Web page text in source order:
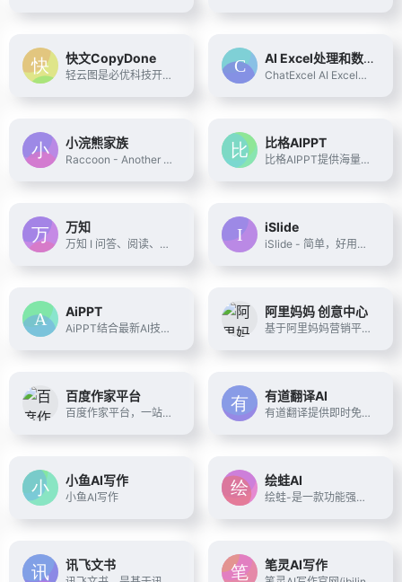
快文CopyDone
轻云图是必优科技开发的一款轻量化3D文字在线生成工具,一键解析文本,生成3D文字云图词云图在线产品，支持PPT、word导入
AI Excel处理和数据分析
ChatExcel AI Excel处理和数据分析 用户只需像和好友聊天一样操作，Chatexcel会自动通过 AI完成图表处理和分析，彻底改变了与表格数据的交互方式。将用户从繁琐的公式与运算中解放出来，无需编写复杂的公式和代码，让用户专注于文件数据和分析本身。
小浣熊家族
Raccoon - Another Comprehensive CO-pilOt Navigator ｜ Raccoon是基于商汤自研大语言模型的智能助手，包含代码助手、办公助手，满足用户代码编写、数据分析、编程学习等各类需求。
比格AIPPT
比格AIPPT提供海量素材模板，支持一键生成PPT大纲，支持导入本地大纲文件，随心更换模板配色，AI一键智能排版，单页样式自由更改，样式随要点改变，多格式导出等功能。让你告别熬夜加班，轻松实现PPT制作自由。快来体验比格AIPPT，让PPT制作更高效便捷
万知
万知 I 问答、阅读、创作的一站式AI工作平台
iSlide
iSlide - 简单，好用的PPT插件！拥有30万+ 原创可商用PPT模板，PPT主题素材，PPT案例，PPT图表，PPT图示，PPT图标，PPT插图和800万+正版图片。提供38个设计辅助实用功能，一键解决PPT设计制做中的难题。
AiPPT
AiPPT结合最新AI技术，为用户提供一键生成高质量PPT的解决方案。无论是职场展示、教育课件还是销售报告，AiPPT均能快速生成符合需求的专业PPT，简化设计流程，提升工作效率。
阿里妈妈 创意中心
基于阿里妈妈营销平台，提供从图文到视频再到落地页的素材级智能化创意支持，是您营销创意数字资产累积和升值的阵地，最大化提升营销的效率和效果。
百度作家平台
百度作家平台，一站式AI小说创作与投稿平台，专业的AI网文写作助手，提供AI续写，AI润色，AI扩写，AI智能连载，AI一键成文服务，生成高质量原创内容。AI写作神器，AI作家助手，解决写小说的开书、卡文难题，作家可以在平台创作、投稿并管理作品，查看作品收益。
有道翻译AI
有道翻译提供即时免费的中文、英语、日语、韩语、法语、德语、俄语、西班牙语、葡萄牙语、越南语、印尼语、意大利语、荷兰语、泰语全文翻译、网页翻译、文档翻译、PDF翻译、DOC翻译、PPT翻译、人工翻译、同传等服务。
小鱼AI写作
小鱼AI写作
绘蛙AI
绘蛙-是一款功能强大，简洁好用的智能图片、文案创作平台，并且拥有海量虚拟模特可选择。在绘蛙，你可训练自己的商品模型和模特模型，可通过AI生成商拍图和种草文案，可以创作小红书图片,电商商品主图,跨境电商主图,小红书种草文案,穿搭文案，视频口播文案，可在线一键美图,输入口令修改图片内容,一键换装,一键去水印,一键智能消除，一键换脸，一键高清修复图片。
讯飞文书 笔灵AI写作